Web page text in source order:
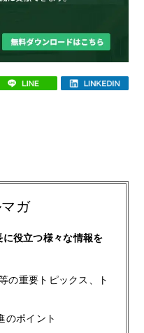
ガ
役立つ様々な情報を
の重要トピックス、ト
のポイント